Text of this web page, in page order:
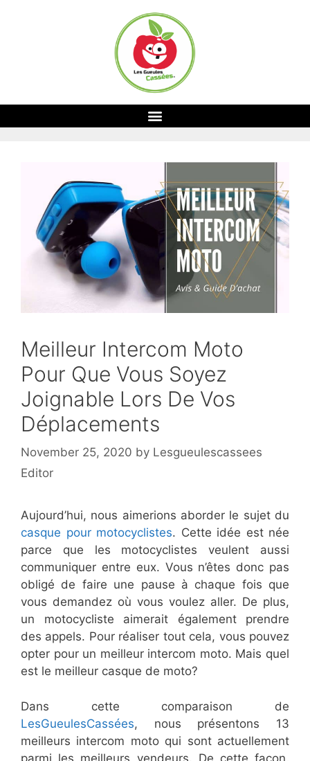
Meilleur Intercom Moto
Pour Que Vous Soyez
Joignable Lors De Vos
Déplacements
November 25, 2020 by Lesgueulescassees
Editor
Aujourd’hui, nous aimerions aborder le sujet du
casque pour motocyclistes. Cette idée est née
parce que les motocyclistes veulent aussi
communiquer entre eux. Vous n’êtes donc pas
obligé de faire une pause à chaque fois que
vous demandez où vous voulez aller. De plus,
un motocycliste aimerait également prendre
des appels. Pour réaliser tout cela, vous pouvez
opter pour un meilleur intercom moto. Mais quel
est le meilleur casque de moto?
Dans cette comparaison de
LesGueulesCassées, nous présentons 13
meilleurs intercom moto qui sont actuellement
parmi les meilleurs vendeurs. De cette façon,